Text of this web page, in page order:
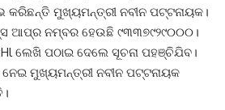
ମୁଖ୍ୟମନ୍ତ୍ରୀ ନବୀନ ପଟ୍ଟନାୟକ।
ଆପ୍‌ର ନମ୍ବର ହେଉଛି ୯୩୩୭୯୨୯୦୦୦।
ଲେଖି ପଠାଇ ଦେଲେ ସୂଚନା ପହଞ୍ଚିଯିବ।
ମୁଖ୍ୟମନ୍ତ୍ରୀ ନବୀନ ପଟ୍ଟନାୟକ